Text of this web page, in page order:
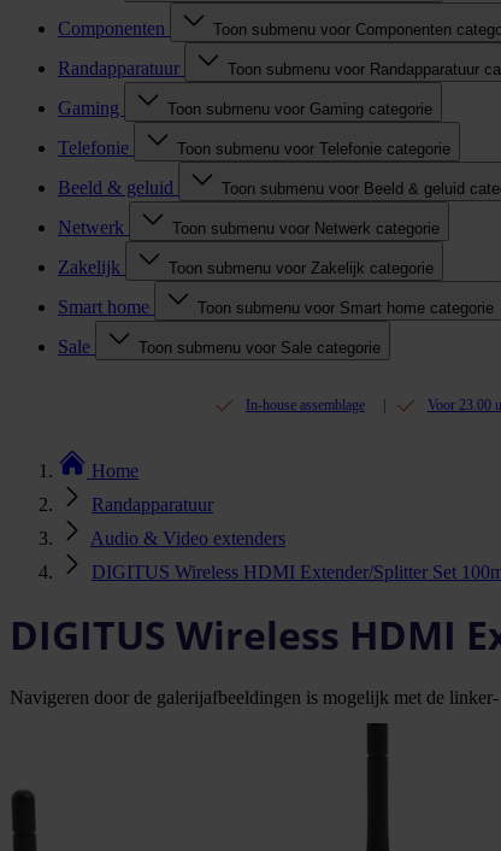
Componenten Toon submenu voor Componenten
Randapparatuur Toon submenu voor Randapparatuur
Gaming Toon submenu voor Gaming categorie
Telefonie Toon submenu voor Telefonie categorie
Beeld & geluid Toon submenu voor Beeld & geluid
Netwerk Toon submenu voor Netwerk categorie
Zakelijk Toon submenu voor Zakelijk categorie
Smart home Toon submenu voor Smart home categorie
Sale Toon submenu voor Sale categorie
In-house assemblage Voor 23.00
Home
Randapparatuur
Audio & Video extenders
DIGITUS Wireless HDMI Extender/Splitter Set
DIGITUS Wireless HDMI
Navigeren door de galerijafbeeldingen is mogelijk met de